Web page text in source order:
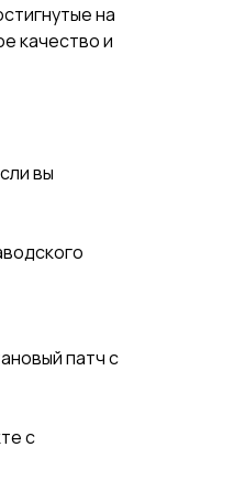
на
качество и
вы
патч с
с